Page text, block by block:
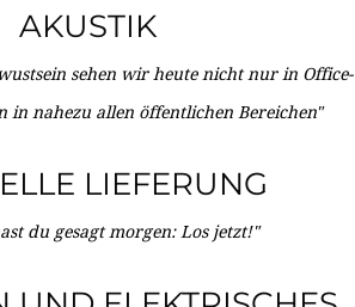
AKUSTIK
sehen wir heute nicht nur in Office-
in nahezu allen öffentlichen Bereichen"
LIEFERUNG
du gesagt morgen: Los jetzt!"